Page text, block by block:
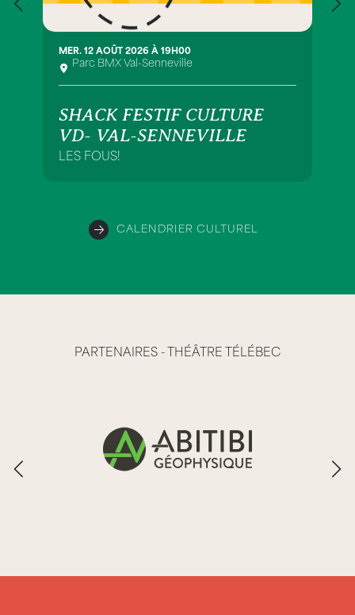
MER. 12 AOÛT 2026 À 19H00
Parc BMX Val-Senneville
SHACK FESTIF CULTURE
VD- VAL-SENNEVILLE
LES FOUS!
CALENDRIER CULTUREL
PARTENAIRES - THÉÂTRE TÉLÉBEC